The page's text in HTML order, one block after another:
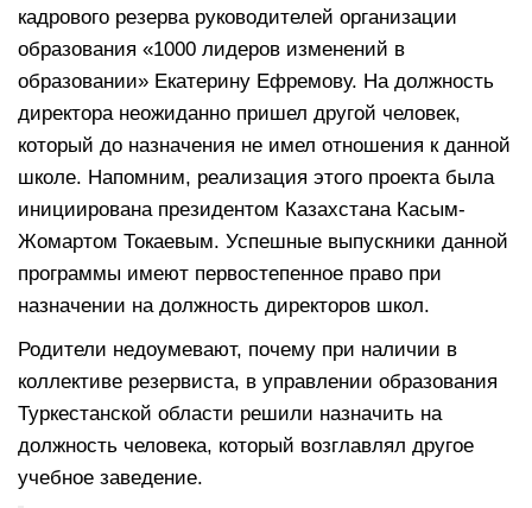
кадрового резерва руководителей организации
образования «1000 лидеров изменений в
образовании» Екатерину Ефремову. На должность
директора неожиданно пришел другой человек,
который до назначения не имел отношения к данной
школе. Напомним, реализация этого проекта была
инициирована президентом Казахстана Касым-
Жомартом Токаевым. Успешные выпускники данной
программы имеют первостепенное право при
назначении на должность директоров школ.
Родители недоумевают, почему при наличии в
коллективе резервиста, в управлении образования
Туркестанской области решили назначить на
должность человека, который возглавлял другое
учебное заведение.